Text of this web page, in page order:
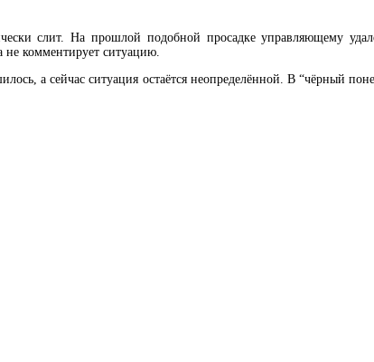
слит. На прошлой подобной просадке управляющему
не комментирует ситуацию.
а сейчас ситуация остаётся неопределённой. В “чёрный